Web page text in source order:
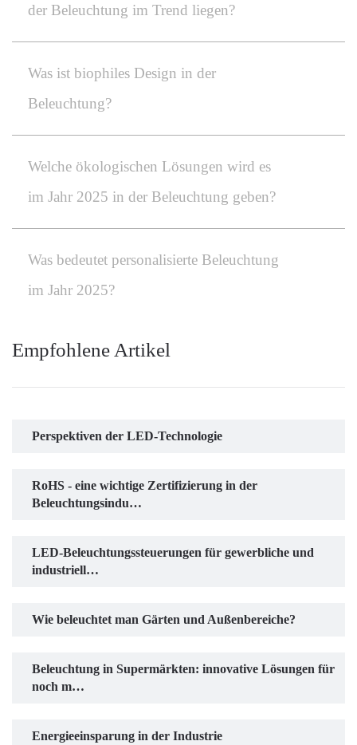
der Beleuchtung im Trend liegen?
Was ist biophiles Design in der
Beleuchtung?
Welche ökologischen Lösungen wird es
im Jahr 2025 in der Beleuchtung geben?
Was bedeutet personalisierte Beleuchtung
im Jahr 2025?
Empfohlene Artikel
Perspektiven der LED-Technologie
RoHS - eine wichtige Zertifizierung in der
Beleuchtungsindu…
LED-Beleuchtungssteuerungen für gewerbliche und
industriell…
Wie beleuchtet man Gärten und Außenbereiche?
Beleuchtung in Supermärkten: innovative Lösungen für
noch m…
Energieeinsparung in der Industrie